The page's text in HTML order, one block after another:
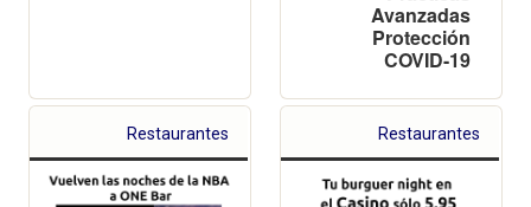
Avanzadas
Protección
COVID-19
Restaurantes Restaurantes